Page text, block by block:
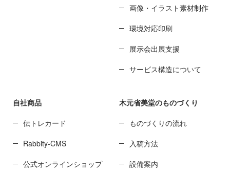
画像・イラスト素材制作
環境対応印刷
展示会出展支援
サービス構造について
自社商品
伝トレカード
Rabbity-CMS
公式オンラインショップ
木元省美堂のものづくり
ものづくりの流れ
入稿方法
設備案内